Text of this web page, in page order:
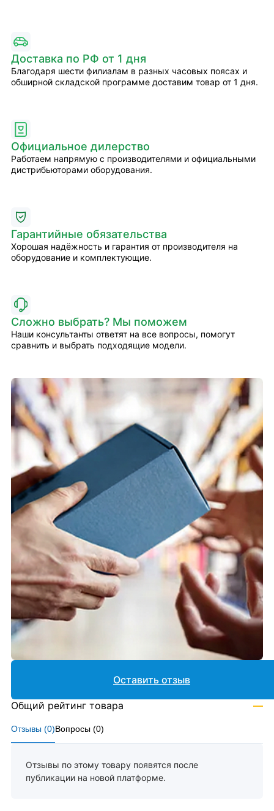
Доставка по РФ от 1 дня
Благодаря шести филиалам в разных часовых поясах и
обширной складской программе доставим товар от 1 дня.
Официальное дилерство
Работаем напрямую с производителями и официальными
дистрибьюторами оборудования.
Гарантийные обязательства
Хорошая надёжность и гарантия от производителя на
оборудование и комплектующие.
Сложно выбрать? Мы поможем
Наши консультанты ответят на все вопросы, помогут
сравнить и выбрать подходящие модели.
Отзывы (0)Вопросы (0)
Отзывы по этому товару появятся после
публикации на новой платформе.
Оставить отзыв
Общий рейтинг товара —